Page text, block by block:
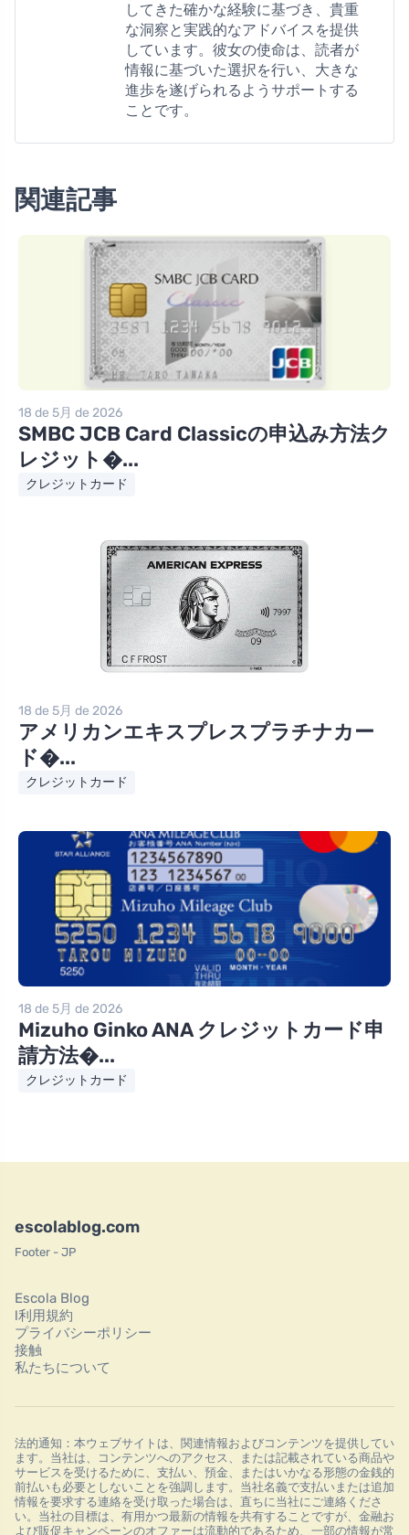
してきた確かな経験に基づき、貴重
な洞察と実践的なアドバイスを提供
しています。彼女の使命は、読者が
情報に基づいた選択を行い、大きな
進歩を遂げられるようサポートする
ことです。
関連記事
18 de 5月 de 2026
SMBC JCB Card Classicの申込み方法ク
レジット�...
クレジットカード
18 de 5月 de 2026
アメリカンエキスプレスプラチナカー
ド�...
クレジットカード
18 de 5月 de 2026
Mizuho Ginko ANA クレジットカード申
請方法�...
クレジットカード
escolablog.com
Footer - JP
Escola Blog
l利用規約
プライバシーポリシー
接触
私たちについて
法的通知：本ウェブサイトは、関連情報およびコンテンツを提供してい
ます。当社は、コンテンツへのアクセス、または記載されている商品や
サービスを受けるために、支払い、預金、またはいかなる形態の金銭的
前払いも必要としないことを強調します。当社名義で支払いまたは追加
情報を要求する連絡を受け取った場合は、直ちに当社にご連絡くださ
い。当社の目標は、有用かつ最新の情報を共有することですが、金融お
よび販促キャンペーンのオファーは流動的であるため、一部の情報が常